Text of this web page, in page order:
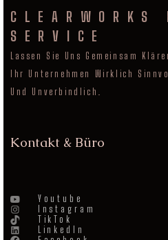
CLEARWORKS
SERVICE
Lassen Sie Uns Gemeinsam
Ihr Unternehmen Wirklich
Und Unverbindlich.
Kontakt & Büro
Youtube
Instagram
TikTok
LinkedIn